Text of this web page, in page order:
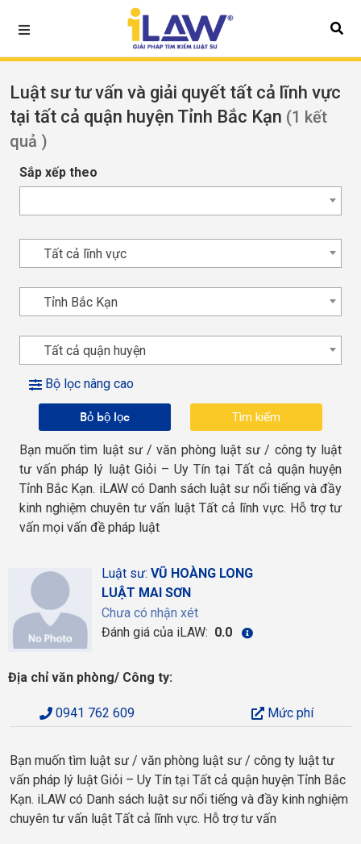
Luật sư tư vấn và giải quyết tất cả lĩnh vực
tại tất cả quận huyện Tỉnh Bắc Kạn (1 kết
quả )
Sắp xếp theo
Tất cả lĩnh vực
Tỉnh Bắc Kạn
Tất cả quận huyện
Bộ lọc nâng cao
Bỏ bộ lọc
Bạn muốn tìm luật sư / văn phòng luật sư / công ty luật
tư vấn pháp lý luật Giỏi – Uy Tín tại Tất cả quận huyện
Tỉnh Bắc Kạn. iLAW có Danh sách luật sư nổi tiếng và đầy
kinh nghiệm chuyên tư vấn luật Tất cả lĩnh vực. Hỗ trợ tư
vấn mọi vấn đề pháp luật
Luật sư: VŨ HOÀNG LONG
LUẬT MAI SƠN
Chưa có nhận xét
Đánh giá của iLAW: 0.0
Địa chỉ văn phòng/ Công ty:
0941 762 609 Mức phí
Bạn muốn tìm luật sư / văn phòng luật sư / công ty luật tư
vấn pháp lý luật Giỏi – Uy Tín tại Tất cả quận huyện Tỉnh Bắc
Kạn. iLAW có Danh sách luật sư nổi tiếng và đầy kinh nghiệm
chuyên tư vấn luật Tất cả lĩnh vực. Hỗ trợ tư vấn